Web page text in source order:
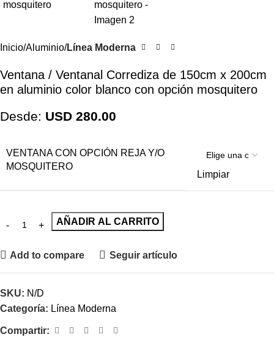
Inicio Aluminio Línea Moderna
Ventana / Ventanal Corrediza de 150cm x 200cm
en aluminio color blanco con opción mosquitero
Desde: USD 280.00
VENTANA CON OPCIÓN REJA Y/O
MOSQUITERO
Limpiar
AÑADIR AL CARRITO
Add to compare Seguir artículo
SKU: N/D
Categoría: Línea Moderna
Compartir: